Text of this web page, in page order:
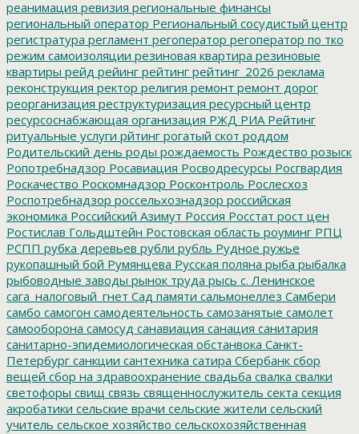
реанимация ревизия региональные финансы
региональный оператор Региональный сосудистый центр
регистратура регламент регоператор регоператор по тко
режим самоизоляции резиновая квартира резиновые
квартиры рейд рейинг рейтинг рейтинг_2026 реклама
реконструкция ректор религия ремонт ремонт дорог
реорганизация реструктуризация ресурсный центр
ресурсоснабжающая организация РЖД РИА Рейтинг
ритуальные услуги рйтинг рогатый скот роддом
Родительский день роды рождаемость Рождество розыск
Ропотребнадзор Росавиация Росводресурсы Росгвардия
Роскачество Роскомнадзор Росконтроль Рослесхоз
Роспотребнадзор россельхознадзор российская
экономика Российский Азимут Россия Росстат рост цен
Ростислав Гольдштейн Ростовская область роуминг РПЦ
РСПП рубка деревьев рубли рубль Рудное ружье
рукопашный бой Румянцева Русская поляна рыба рыбалка
рыбоводные заводы рынок труда рысь с. Ленинское
сага_налоговый_гнет Сад памяти сальмонеллез Самбери
самбо самогон самодеятельность самозанятые самолет
самооборона самосуд санавиация санация санитария
санитарно-эпидемиологическая обстанвока Санкт-
Петербург санкции сантехника сатира Сбербанк сбор
вещей сбор на здравоохранение свадьба свалка свалки
светофоры свищ связь священнослужитель секта секция
акробатики сельские врачи сельские жители сельский
учитель сельское хозяйство сельскохозяйственная